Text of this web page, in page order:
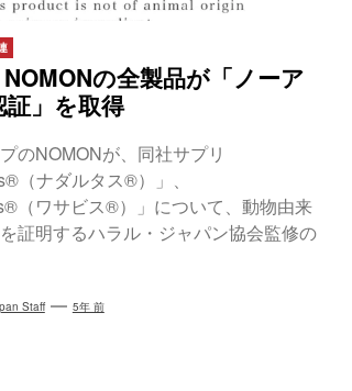
の全製品が「ノーア
」を取得
のNOMONが、同社サプリ
（ナダルタス®）」、
（ワサビス®）」について、動物由来
証明するハラル・ジャパン協会監修の
Staff 5年 前